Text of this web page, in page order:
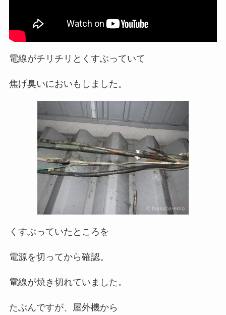
電線がチリチリとくすぶっていて
焦げ臭いにおいもしました。
くすぶっていたところを
電源を切ってから確認。
電線が焼き切れていました。
たぶんですが、屋外機から